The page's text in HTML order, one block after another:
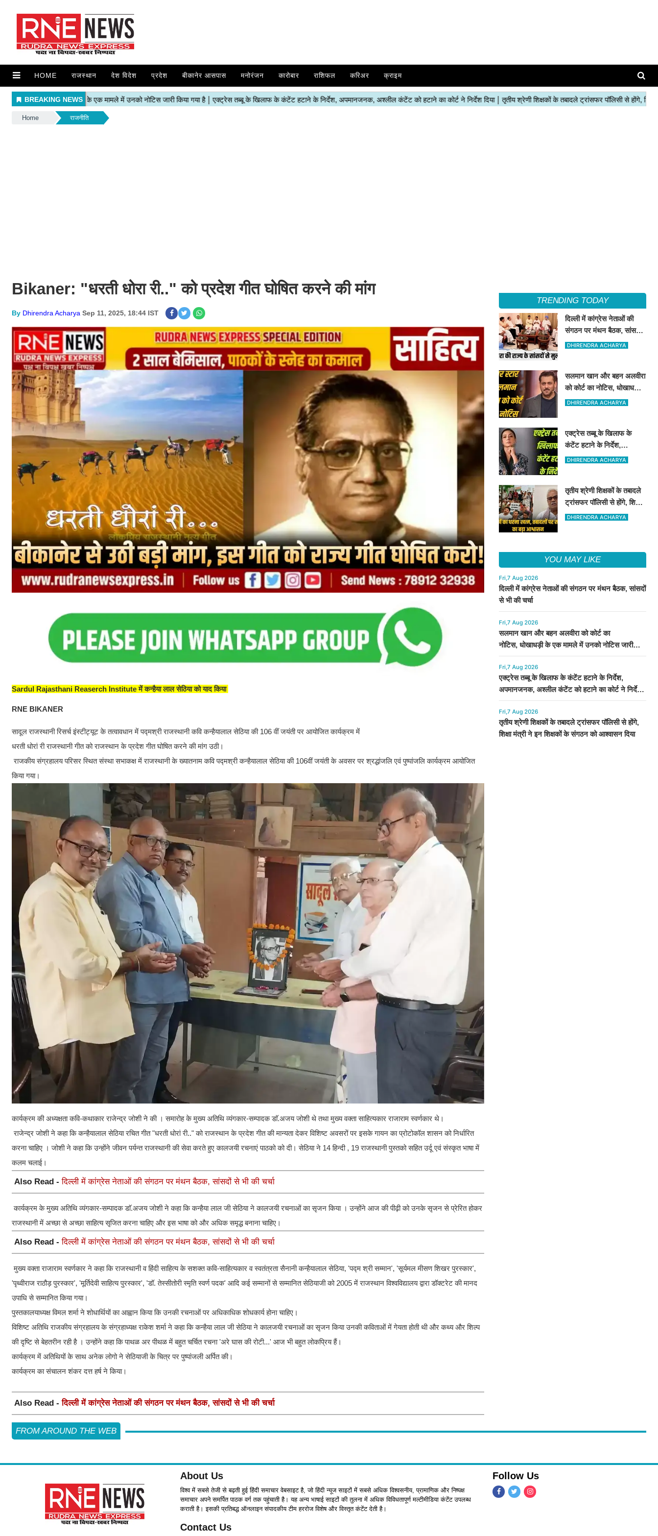
HOME राजस्थान देश विदेश प्रदेश बीकानेर आसपास मनोरंजन कारोबार राशिफल करिअर क्राइम
Home राजनीति
Bikaner: "धरती धोरा री.." को प्रदेश गीत घोषित करने की मांग
By Dhirendra Acharya Sep 11, 2025, 18:44 IST
Sardul Rajasthani Reaserch Institute में कन्हैया लाल सेठिया को याद किया
RNE BIKANER
सादूल राजस्थानी रिसर्च इंस्टीट्यूट के तत्वावधान में पद्मश्री राजस्थानी कवि कन्हैयालाल सेठिया की 106 वीं जयंती पर आयोजित कार्यक्रम में
धरती धोरां री राजस्थानी गीत को राजस्थान के प्रदेश गीत घोषित करने की मांग उठी।
राजकीय संग्रहालय परिसर स्थित संस्था सभाकक्ष में राजस्थानी के ख्यातनाम कवि पद्मश्री कन्हैयालाल सेठिया की 106वीं जयंती के अवसर पर श्रद्धांजलि एवं पुष्पांजलि कार्यक्रम आयोजित
किया गया।
कार्यक्रम की अध्यक्षता कवि-कथाकार राजेन्द्र जोशी ने की । समारोह के मुख्य अतिथि व्यंगकार-सम्पादक डाॅ.अजय जोशी थे तथा मुख्य वक्ता साहित्यकार राजाराम स्वर्णकार थे।
राजेन्द्र जोशी ने कहा कि कन्हैयालाल सेठिया रचित गीत "धरती धोरां री.." को राजस्थान के प्रदेश गीत की मान्यता देकर विशिष्ट अवसरों पर इसके गायन का प्रोटोकॉल शासन को निर्धारित
करना चाहिए । जोशी ने कहा कि उन्होंने जीवन पर्यन्त राजस्थानी की सेवा करते हुए कालजयी रचनाएं पाठको को दी। सेठिया ने 14 हिन्दी , 19 राजस्थानी पुस्तको सहित उर्दू एवं संस्कृत भाषा में
कलम चलाई।
Also Read -दिल्ली में कांग्रेस नेताओं की संगठन पर मंथन बैठक, सांसदों से भी की चर्चा
कार्यक्रम के मुख्य अतिथि व्यंगकार-सम्पादक डाॅ.अजय जोशी ने कहा कि कन्हैया लाल जी सेठिया ने कालजयी रचनाओं का सृजन किया । उन्होंने आज की पीढ़ी को उनके सृजन से प्रेरित होकर
राजस्थानी में अच्छा से अच्छा साहित्य सृजित करना चाहिए और इस भाषा को और अधिक समृद्ध बनाना चाहिए।
Also Read -दिल्ली में कांग्रेस नेताओं की संगठन पर मंथन बैठक, सांसदों से भी की चर्चा
मुख्य वक्ता राजाराम स्वर्णकार ने कहा कि राजस्थानी व हिंदी साहित्य के सशक्त कवि-साहित्यकार व स्वतंत्रता सैनानी कन्हैयालाल सेठिया, 'पद्म श्री सम्मान', 'सूर्यमल मीसण️ शिखर पुरस्कार',
'पृथ्वीराज राठौड़ पुरस्कार', 'मूर्तिदेवी साहित्य पुरस्कार', 'डॉ. तेस्सीतोरी स्मृति स्वर्ण पदक' आदि कई सम्मानों से सम्मानित सेठियाजी को 2005 में राजस्थान विश्वविद्यालय द्वारा डॉक्टरेट की मानद
उपाधि से सम्मानित किया गया।
पुस्तकालयाध्यक्ष विमल शर्मा ने शोधार्थियों का आह्वान किया कि उनकी रचनाओं पर अधिकाधिक शोधकार्य होना चाहिए।
विशिष्‍ट अतिथि राजकीय संग्रहालय के संग्रहाध्यक्ष राकेश शर्मा ने कहा कि कन्हैया लाल जी सेठिया ने कालजयी रचनाओं का सृजन किया उनकी कविताओं में गेयता होती थी और कथ्य और शिल्प
की दृष्टि से बेहतरीन रही है । उन्होंने कहा कि पाथळ अर पीथळ में बहुत चर्चित रचना 'अरे घास की रोटी...' आज भी बहुत लोकप्रिय हैं।
कार्यक्रम में अतिथियों के साथ अनेक लोगो ने सेठियाजी के चित्र पर पुष्पांजली अर्पित की।
कार्यक्रम का संचालन शंकर दत्त हर्ष ने किया।
Also Read -दिल्ली में कांग्रेस नेताओं की संगठन पर मंथन बैठक, सांसदों से भी की चर्चा
TRENDING TODAY
दिल्ली में कांग्रेस नेताओं की
संगठन पर मंथन बैठक, सांसदों
से भी की चर्चा
DHIRENDRA ACHARYA
सलमान खान और बहन अलवीरा
को कोर्ट का नोटिस, धोखाधड़ी
के एक मामले में उनको नोटिस
DHIRENDRA ACHARYA
एक्ट्रेस तब्बू के खिलाफ के
कंटेंट हटाने के निर्देश,
अपमानजनक, अश्लील कंटेंट
DHIRENDRA ACHARYA
तृतीय श्रेणी शिक्षकों के तबादले
ट्रांसफर पॉलिसी से होंगे, शिक्षा
मंत्री ने इन शिक्षकों के संगठन
DHIRENDRA ACHARYA
YOU MAY LIKE
Fri,7 Aug 2026
दिल्ली में कांग्रेस नेताओं की संगठन पर मंथन बैठक, सांसदों
से भी की चर्चा
Fri,7 Aug 2026
सलमान खान और बहन अलवीरा को कोर्ट का
नोटिस, धोखाधड़ी के एक मामले में उनको नोटिस जारी
किया गया है
Fri,7 Aug 2026
एक्ट्रेस तब्बू के खिलाफ के कंटेंट हटाने के निर्देश,
अपमानजनक, अश्लील कंटेंट को हटाने का कोर्ट ने निर्देश
दिया
Fri,7 Aug 2026
तृतीय श्रेणी शिक्षकों के तबादले ट्रांसफर पॉलिसी से होंगे,
शिक्षा मंत्री ने इन शिक्षकों के संगठन को आश्वासन दिया
FROM AROUND THE WEB
About Us
विश्व में सबसे तेजी से बढ़ती हुई हिंदी समाचार वेबसाइट है, जो हिंदी न्यूज साइटों में सबसे अधिक विश्वसनीय, प्रामाणिक और निष्पक्ष
समाचार अपने समर्पित पाठक वर्ग तक पहुंचाती है। यह अन्य भाषाई साइटों की तुलना में अधिक विविधतापूर्ण मल्टीमीडिया कंटेंट उपलब्ध
कराती है। इसकी प्रतिबद्ध ऑनलाइन संपादकीय टीम हररोज विशेष और विस्तृत कंटेंट देती है।
Contact Us
Follow Us